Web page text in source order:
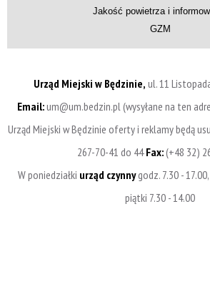
Jakość powietrza i
GZM
Urząd Miejski w Będzinie, ul. 11
Email:um@um.bedzin.pl (wysyłane na ten
Urząd Miejski w Będzinie oferty i reklamy będą
267-70-41 do 44Fax:(+48 32)
W poniedziałki urząd czynnygodz. 7.30 -
piątki 7.30 - 14.00